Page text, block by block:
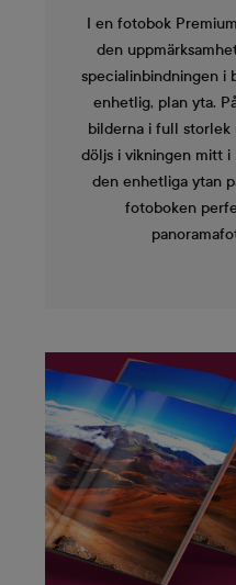
I en fotobok
den
specialinbindningen i
enhetlig, plan yta.
bilderna i full
döljs i vikningen mitt
den enhetliga ytan
fotoboken